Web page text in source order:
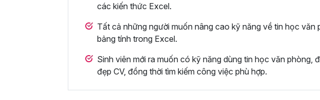
các kiến thức Excel.
Tất cả những người muốn nâng cao kỹ năng về tin học văn
bảng tính trong Excel.
Sinh viên mới ra muốn có kỹ năng dùng tin học văn phòng,
đẹp CV, đồng thời tìm kiếm công việc phù hợp.